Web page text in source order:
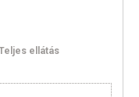
ellátás